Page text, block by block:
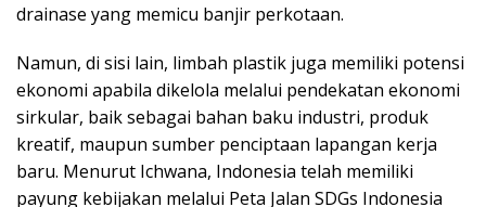
drainase yang memicu banjir perkotaan.
Namun, di sisi lain, limbah plastik juga memiliki potensi
ekonomi apabila dikelola melalui pendekatan ekonomi
sirkular, baik sebagai bahan baku industri, produk
kreatif, maupun sumber penciptaan lapangan kerja
baru. Menurut Ichwana, Indonesia telah memiliki
payung kebijakan melalui Peta Jalan SDGs Indonesia